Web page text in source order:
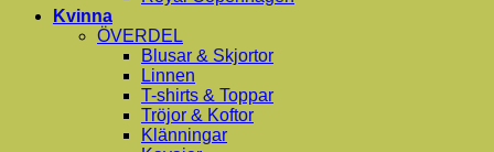
Kvinna
ÖVERDEL
Blusar & Skjortor
Linnen
T-shirts & Toppar
Tröjor & Koftor
Klänningar